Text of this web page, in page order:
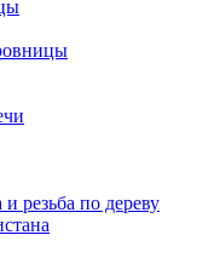
резьба по дереву